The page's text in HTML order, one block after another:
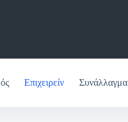
Επιχειρείν Συνάλλαγμα